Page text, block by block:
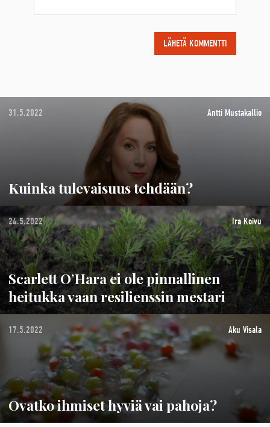
31.5.2022 Antti Mustakallio
Kuinka tulevaisuus tehdään?
24.5.2022 Ira Koivu
Scarlett O’Hara ei ole pinnallinen
heitukka vaan resilienssin mestari
17.5.2022 Aku Visala
Ovatko ihmiset hyviä vai pahoja?